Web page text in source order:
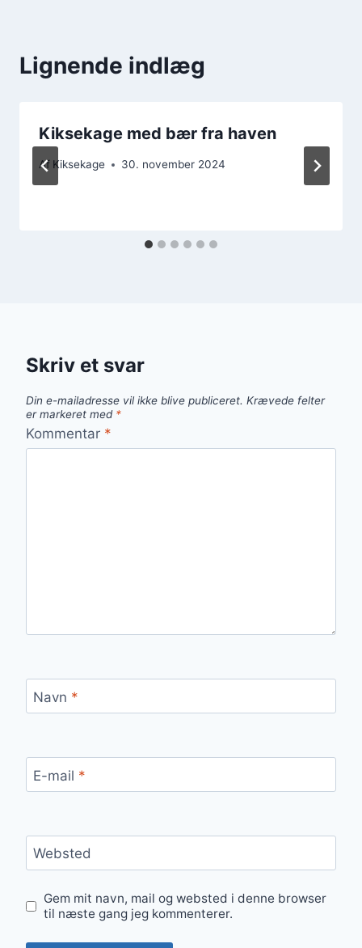
Lignende indlæg
Kiksekage med bær fra haven
Af Kiksekage 30. november 2024
Skriv et svar
Din e-mailadresse vil ikke blive publiceret. Krævede felter
er markeret med *
Kommentar *
Navn *
E-mail *
Websted
Gem mit navn, mail og websted i denne browser
til næste gang jeg kommenterer.